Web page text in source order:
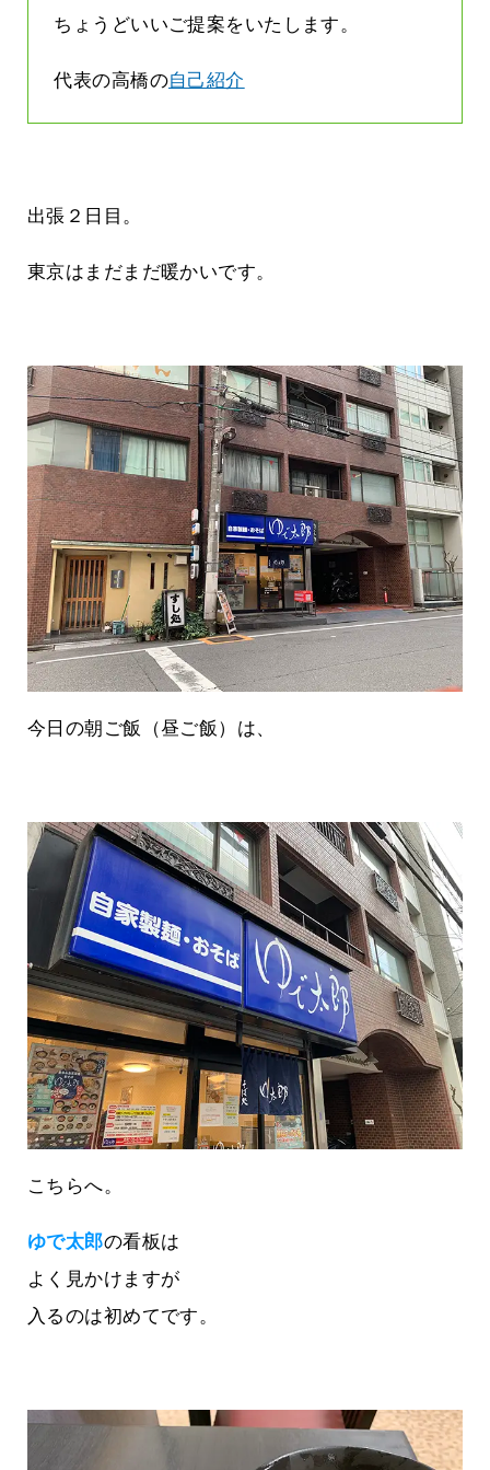
ちょうどいいご提案をいたします。
代表の高橋の自己紹介
出張２日目。
東京はまだまだ暖かいです。
今日の朝ご飯（昼ご飯）は、
こちらへ。
ゆで太郎の看板は
よく見かけますが
入るのは初めてです。